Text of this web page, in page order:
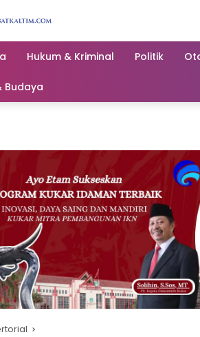
Hukum & Kriminal Politik
Budaya